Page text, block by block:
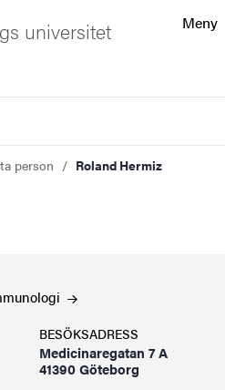
Meny
universitet
person Roland Hermiz
BESÖKSADRESS
Medicinaregatan 7 A
41390 Göteborg